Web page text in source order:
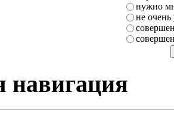
нужно
не очень
навигация